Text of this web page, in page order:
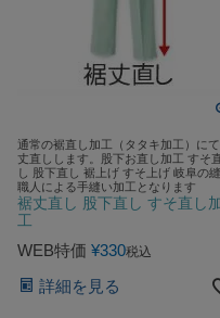
通常の裾直し加工（タタキ加工）に
丈直しします。股下お直し加工 すそ
し 股下直し 裾上げ すそ上げ 岐阜の
職人による手縫い加工となります
裾丈直し 股下直し すそ直し
工
WEB特価 ¥330税込
詳細を見る